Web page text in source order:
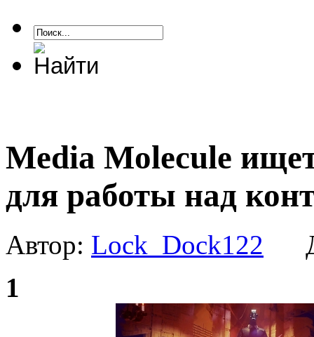
Media Molecule
для работы над
Автор: Lock_Dock122
1